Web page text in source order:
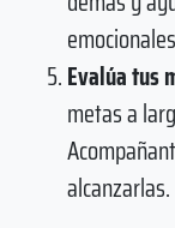
Evalúa tus
metas a
alcanzarlas.